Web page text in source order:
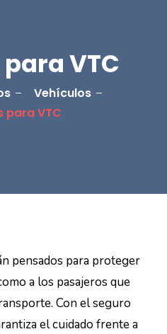
VTC
Vehículos
para VTC
pensados para proteger
a los pasajeros que
Con el seguro
el cuidado frente a